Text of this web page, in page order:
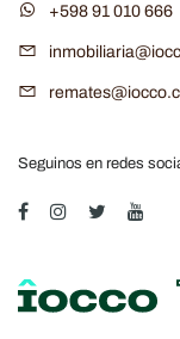
+598 91 010 666
Seguinos en redes